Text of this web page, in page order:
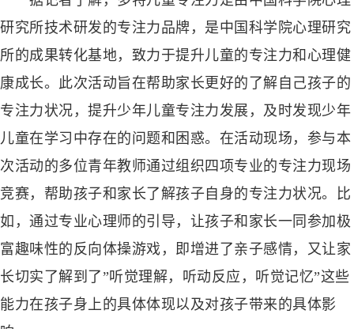
研究所技术研发的专注力品牌，是中国科学院心理研究
所的成果转化基地，致力于提升儿童的专注力和心理健
康成长。此次活动旨在帮助家长更好的了解自己孩子的
专注力状况，提升少年儿童专注力发展，及时发现少年
儿童在学习中存在的问题和困惑。在活动现场，参与本
次活动的多位青年教师通过组织四项专业的专注力现场
竞赛，帮助孩子和家长了解孩子自身的专注力状况。比
如，通过专业心理师的引导，让孩子和家长一同参加极
富趣味性的反向体操游戏，即增进了亲子感情，又让家
长切实了解到了”听觉理解，听动反应，听觉记忆”这些
能力在孩子身上的具体体现以及对孩子带来的具体影